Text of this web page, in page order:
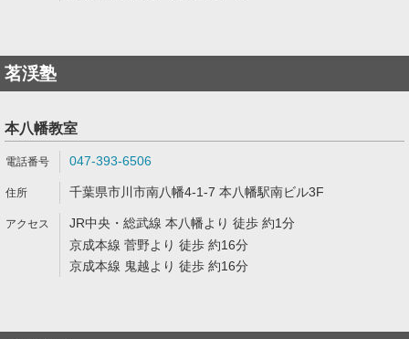
茗渓塾
本八幡教室
047-393-6506
千葉県市川市南八幡4-1-7 本八幡駅南ビル3F
JR中央・総武線 本八幡より 徒歩 約1分
京成本線 菅野より 徒歩 約16分
京成本線 鬼越より 徒歩 約16分